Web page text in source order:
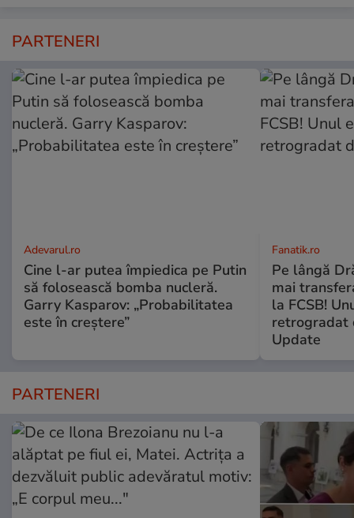
PARTENERI
Adevarul.ro
Cine l-ar putea împiedica pe Putin
să folosească bomba nucleră.
Garry Kasparov: „Probabilitatea
este în creștere”
Fanatik.ro
Pe lângă
mai
la FCSB!
retrogradat
Update
PARTENERI